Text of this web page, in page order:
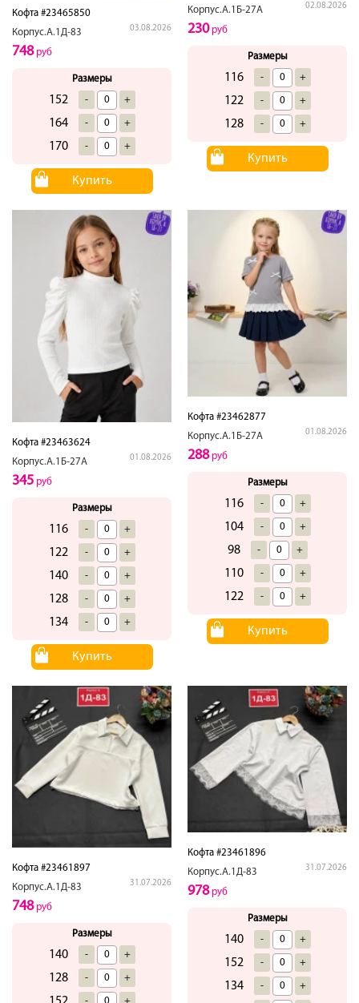
Кофта #23465850
Корпус.А.1Д-83
03.08.2026
748руб
Размеры
152 - +
164 - +
170 - +
Купить
Корпус.А.1Б-27А
02.08.2026
230руб
Размеры
116 - +
122 - +
128 - +
Купить
Кофта #23463624
Корпус.А.1Б-27А
01.08.2026
345 руб
Размеры
116 - +
122 - +
140 - +
128 - +
134 - +
Купить
Кофта #23462877
Корпус.А.1Б-27А
01.08.2026
288руб
Размеры
116 - +
104 - +
98 - +
110 - +
122 - +
Купить
Кофта #23461897
Корпус.А.1Д-83
31.07.2026
748руб
Размеры
140 - +
128 - +
Кофта #23461896
Корпус.А.1Д-83
31.07.2026
978руб
Размеры
140 - +
152 - +
134 - +